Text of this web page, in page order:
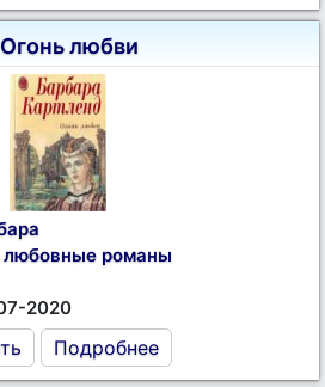
Огонь любви
любовные романы
2020
Подробнее